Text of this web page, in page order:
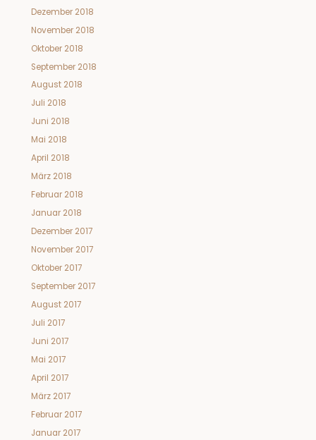
Dezember 2018
November 2018
Oktober 2018
September 2018
August 2018
Juli 2018
Juni 2018
Mai 2018
April 2018
März 2018
Februar 2018
Januar 2018
Dezember 2017
November 2017
Oktober 2017
September 2017
August 2017
Juli 2017
Juni 2017
Mai 2017
April 2017
März 2017
Februar 2017
Januar 2017